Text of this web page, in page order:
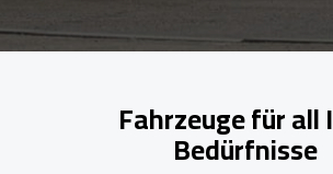
Fahrzeuge für all
Bedürfnisse